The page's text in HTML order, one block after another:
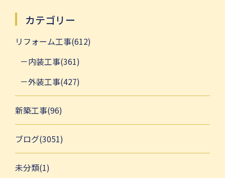
カテゴリー
リフォーム工事(612)
内装工事(361)
外装工事(427)
新築工事(96)
ブログ(3051)
未分類(1)